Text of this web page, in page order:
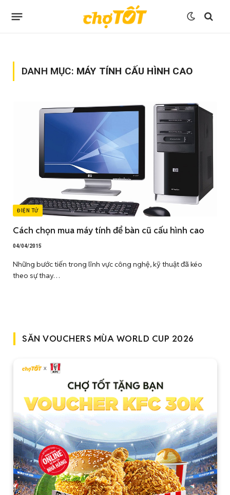
DANH MỤC: MÁY TÍNH CẤU HÌNH CAO
ĐIỆN TỬ
Cách chọn mua máy tính để bàn cũ cấu hình cao
04/04/2015
Những bước tiến trong lĩnh vực công nghệ, kỹ thuật đã kéo
theo sự thay…
SĂN VOUCHERS MÙA WORLD CUP 2026